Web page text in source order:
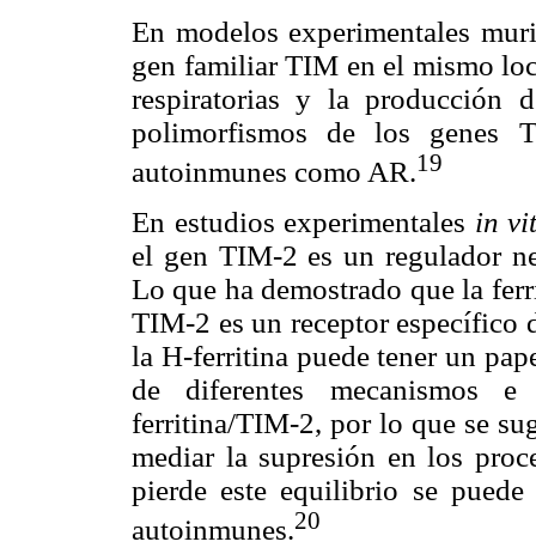
En modelos experimentales
gen familiar TIM en el mismo
respiratorias y la producción
polimorfismos de los genes
autoinmunes como AR.19
En estudios experimentales in
el gen TIM-2 es un regulador
Lo que ha demostrado que la
TIM-2 es un receptor específico
la H-ferritina puede tener un
de diferentes mecanismos
ferritina/TIM-2, por lo que se
mediar la supresión en los
pierde este equilibrio se puede
autoinmunes.20